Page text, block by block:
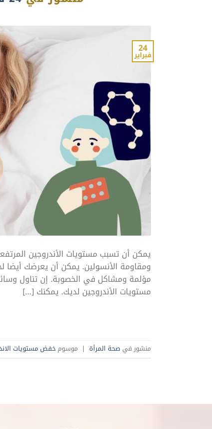
24
فبراير
يمكن أن تسبب مستويات الأندروجين
ومقاومة الأنسولين. يمكن أن يعرضك أيضا
مؤلمة ومشاكل في الخصوبة. إن تناول
مستويات الأندروجين لديك. يمكنك […]
منشور في صحة المرأة | موسومخفض مستويات